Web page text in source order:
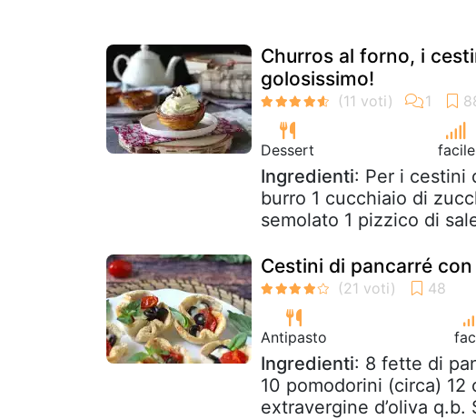
Churros al forno, i
golosissimo!
Dessert facile
Ingredienti: Per i cestini
burro 1 cucchiaio di
semolato 1 pizzico di
Cestini di pancarré
Antipasto
Ingredienti: 8 fette di
10 pomodorini (circa)
extravergine d’oliva q.b.